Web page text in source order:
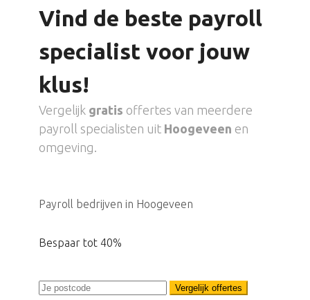
Vind de beste payroll
specialist voor jouw
klus!
Vergelijk gratis offertes van meerdere
payroll specialisten uit Hoogeveen en
omgeving.
Payroll bedrijven in Hoogeveen
Bespaar tot 40%
Vergelijk offertes